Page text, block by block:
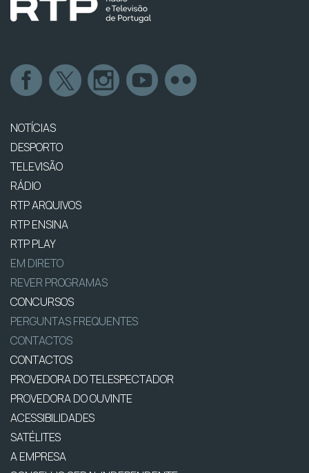
NOTÍCIAS
DESPORTO
TELEVISÃO
RÁDIO
RTP ARQUIVOS
RTP ENSINA
RTP PLAY
EM DIRETO
REVER PROGRAMAS
CONCURSOS
PERGUNTAS FREQUENTES
CONTACTOS
CONTACTOS
PROVEDORA DO TELESPECTADOR
PROVEDORA DO OUVINTE
ACESSIBILIDADES
SATÉLITES
A EMPRESA